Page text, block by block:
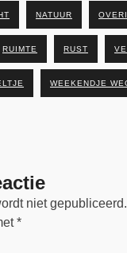
NATUUR
RUIMTE RUST
WEEKENDJE
niet gepubliceerd.
*